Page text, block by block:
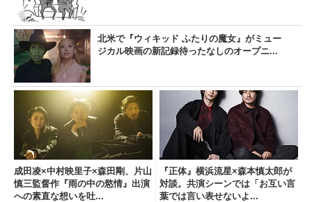
北米で『ウィキッド ふたりの魔女』がミュー
ジカル映画の新記録待ったなしのオープニ...
成田凌×中村映里子×森田剛、片山
慎三監督作『雨の中の慾情』出演
への素直な想いを吐...
『正体』横浜流星×森本慎太郎が
対談。共演シーンでは「お互い言
葉では言い表せないよ...